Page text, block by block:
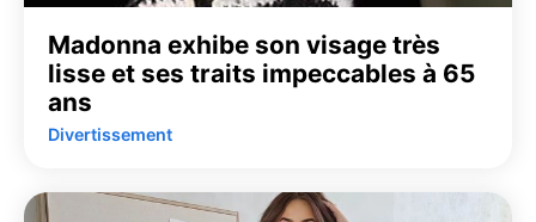
Madonna exhibe son visage très
lisse et ses traits impeccables à 65
ans
Divertissement